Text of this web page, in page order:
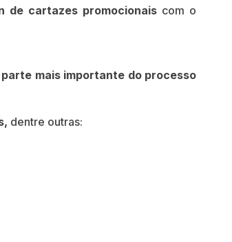
de cartazes promocionais com o
parte mais importante do processo
dentre outras: